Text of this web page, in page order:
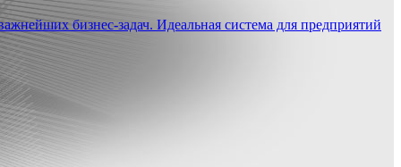
бизнес-задач. Идеальная система для предприятий